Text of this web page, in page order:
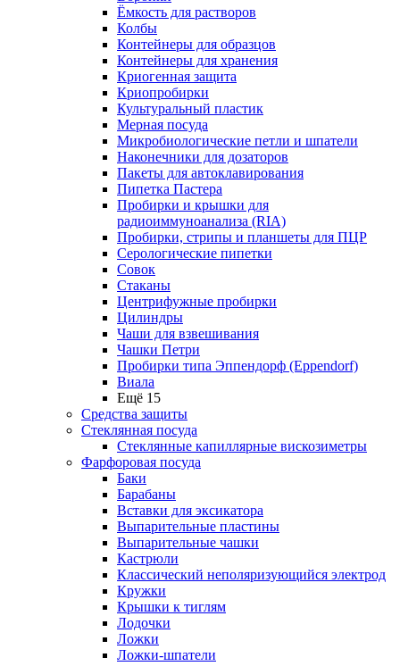
Ёмкость для растворов
Колбы
Контейнеры для образцов
Контейнеры для хранения
Криогенная защита
Криопробирки
Культуральный пластик
Мерная посуда
Микробиологические петли и шпатели
Наконечники для дозаторов
Пакеты для автоклавирования
Пипетка Пастера
Пробирки и крышки для
радиоиммуноанализа (RIA)
Пробирки, стрипы и планшеты для ПЦР
Серологические пипетки
Совок
Стаканы
Центрифужные пробирки
Цилиндры
Чаши для взвешивания
Чашки Петри
Пробирки типа Эппендорф (Eppendorf)
Виала
Ещё 15
Средства защиты
Стеклянная посуда
Стеклянные капиллярные вискозиметры
Фарфоровая посуда
Баки
Барабаны
Вставки для эксикатора
Выпарительные пластины
Выпарительные чашки
Кастрюли
Классический неполяризующийся электрод
Кружки
Крышки к тиглям
Лодочки
Ложки
Ложки-шпатели